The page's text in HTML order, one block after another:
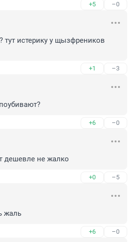
+5 –0
тут истерику у щызфреников
+1 –3
+6 –0
дешевле не жалко
+0 –5
жаль
+6 –0